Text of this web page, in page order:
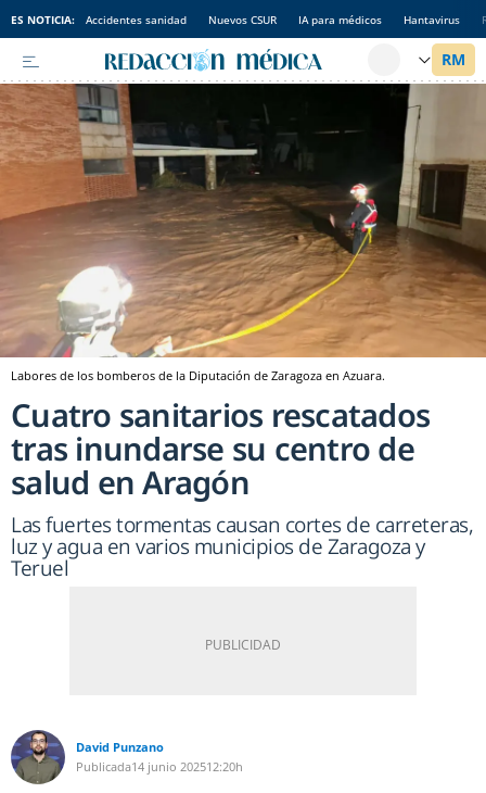
ES NOTICIA: Accidentes sanidad Nuevos CSUR IA para médicos Hantavirus
Labores de los bomberos de la Diputación de Zaragoza en Azuara.
Cuatro sanitarios rescatados
tras inundarse su centro de
salud en Aragón
Las fuertes tormentas causan cortes de carreteras,
luz y agua en varios municipios de Zaragoza y
Teruel
David Punzano
Publicada14 junio 202512:20h